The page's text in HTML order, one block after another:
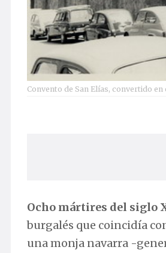
Convento de San Elías, convertido
Ocho mártires del siglo
burgalés que coincidía
una monja navarra -